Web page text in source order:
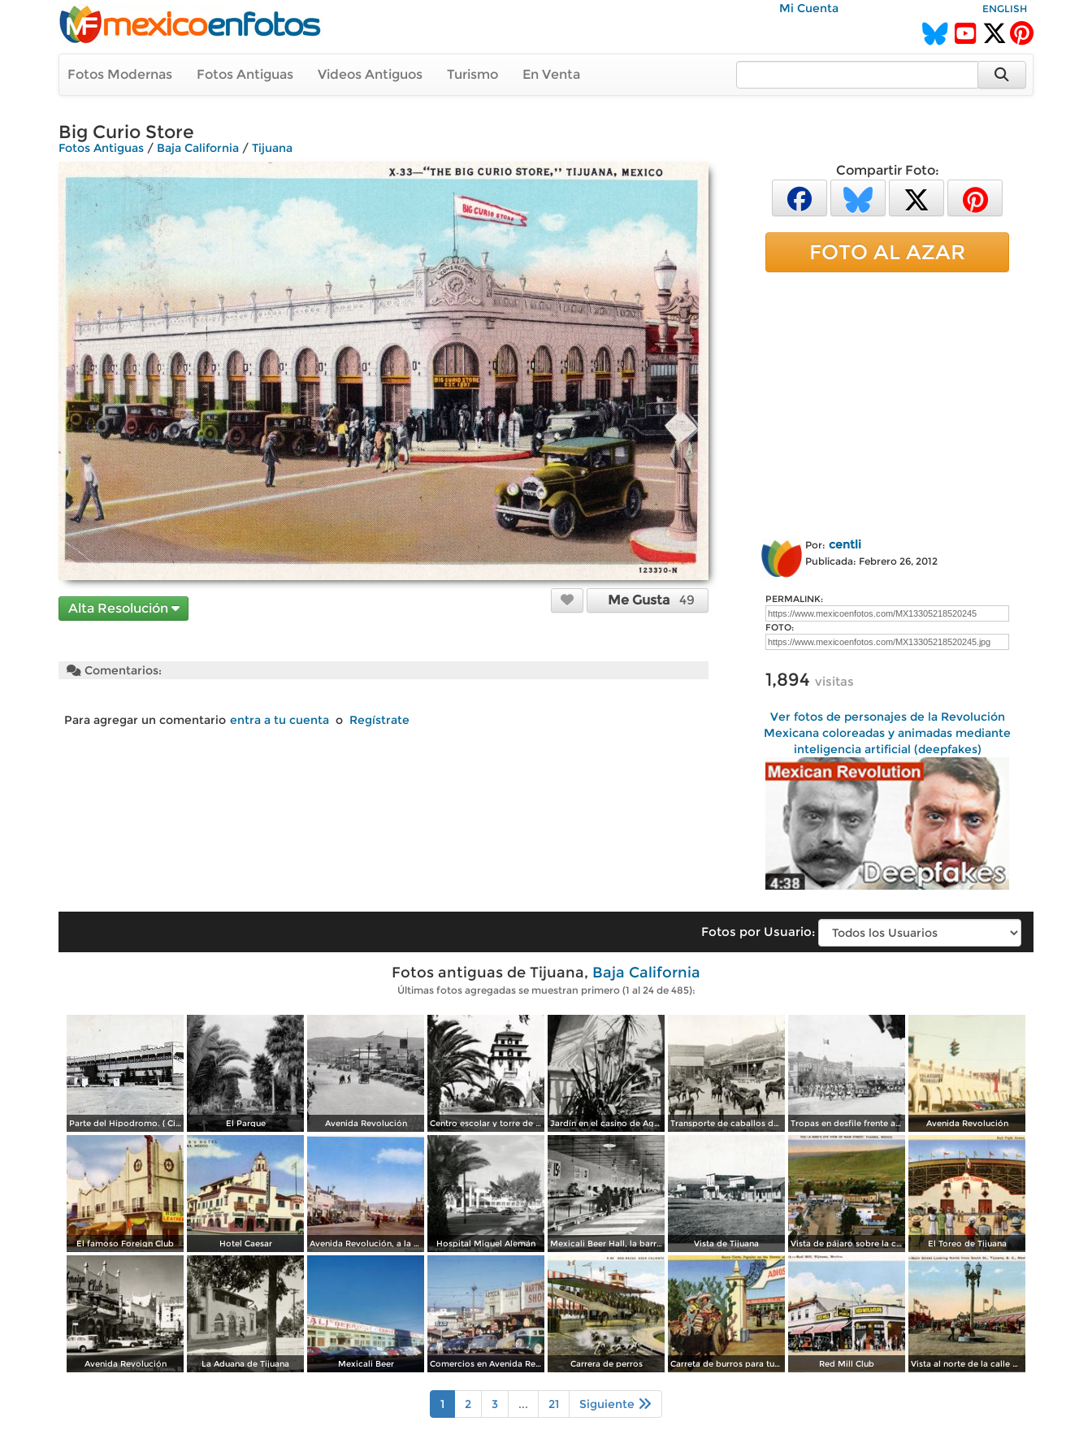
Mi Cuenta ENGLISH
Fotos Modernas Fotos Antiguas Videos Antiguos Turismo En Venta
Big Curio Store
Fotos Antiguas / Baja California / Tijuana
Alta Resolución
Me Gusta 49
Comentarios:
Para agregar un comentario entra a tu cuenta o Regístrate
Compartir Foto:
FOTO AL AZAR
Por: centli
Publicada: Febrero 26, 2012
PERMALINK:
FOTO:
1,894 visitas
Ver fotos de personajes de la Revolución
Mexicana coloreadas y animadas mediante
inteligencia artificial (deepfakes)
Fotos por Usuario:
Fotos antiguas de Tijuana, Baja California
Últimas fotos agregadas se muestran primero (1 al 24 de 485):
Parte del Hipodromo. ( Circulada el 12 de Julio de 1922 ). El Parque Avenida Revolución Centro escolar y torre de Agua Caliente Jardín en el casino de Agua Caliente Transporte de caballos del hipódromo hacia Estados Unidos Tropas en desfile frente al Palacio Federal Avenida Revolución
El famoso Foreign Club Hotel Caesar Avenida Revolución, a la entrada Hospital Miguel Alemán Mexicali Beer Hall, la barra más grande del mundo Vista de Tijuana Vista de pájaro sobre la calle principal de Tijuana El Toreo de Tijuana
Avenida Revolución La Aduana de Tijuana Mexicali Beer Comercios en Avenida Revolución Carrera de perros Carreta de burros para turistas Red Mill Club Vista al norte de la calle principal, desde la Calle Sur
1 2 3 ... 21 Siguiente